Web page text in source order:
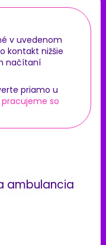
v uvedenom
kontakt nižšie
načítaní
priamo u
pracujeme so
ambulancia